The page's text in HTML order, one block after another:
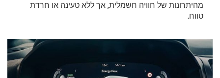
מהיתרונות של חוויה חשמלית, אך ללא טעינה או חרדת
טווח.